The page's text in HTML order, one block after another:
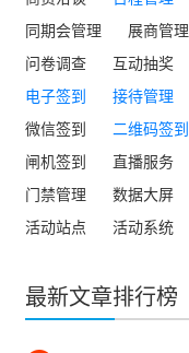
同期会管理
展商管理
问卷调查
互动抽奖
电子签到
接待管理
微信签到
二维码签到
闸机签到
直播服务
门禁管理
数据大屏
活动站点
活动系统
最新文章排行榜